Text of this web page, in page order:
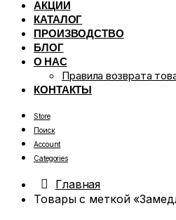
АКЦИИ
КАТАЛОГ
ПРОИЗВОДСТВО
БЛОГ
О НАС
Правила возврата
КОНТАКТЫ
Store
Поиск
Account
Categories
Главная
Товары с меткой